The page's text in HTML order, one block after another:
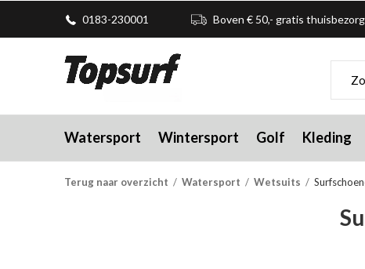
Watersport Wintersport Golf Kleding
0183-230001 Boven € 50,- gratis
Terug naar overzicht Watersport Wetsuits